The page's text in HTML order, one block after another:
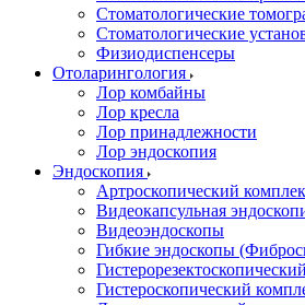
Стоматологические
Стоматологические
Физиодиспенсеры
Отоларингология
Лор комбайны
Лор кресла
Лор принадлежности
Лор эндоскопия
Эндоскопия
Артроскопический
Видеокапсульная
Видеоэндоскопы
Гибкие эндоскопы
Гистероскопический